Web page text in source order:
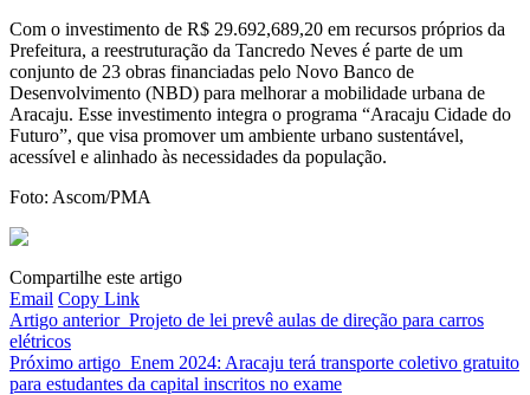
Com o investimento de R$ 29.692,689,20 em recursos próprios da
Prefeitura, a reestruturação da Tancredo Neves é parte de um
conjunto de 23 obras financiadas pelo Novo Banco de
Desenvolvimento (NBD) para melhorar a mobilidade urbana de
Aracaju. Esse investimento integra o programa “Aracaju Cidade do
Futuro”, que visa promover um ambiente urbano sustentável,
acessível e alinhado às necessidades da população.
Foto: Ascom/PMA
Compartilhe este artigo
Email Copy Link
Artigo anterior Projeto de lei prevê aulas de direção para carros
elétricos
Próximo artigo Enem 2024: Aracaju terá transporte coletivo gratuito
para estudantes da capital inscritos no exame